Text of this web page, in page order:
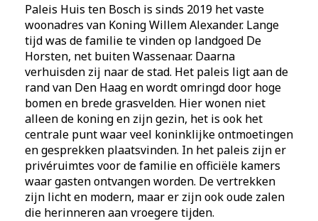
Paleis Huis ten Bosch is sinds 2019 het vaste
woonadres van Koning Willem Alexander. Lange
tijd was de familie te vinden op landgoed De
Horsten, net buiten Wassenaar. Daarna
verhuisden zij naar de stad. Het paleis ligt aan de
rand van Den Haag en wordt omringd door hoge
bomen en brede grasvelden. Hier wonen niet
alleen de koning en zijn gezin, het is ook het
centrale punt waar veel koninklijke ontmoetingen
en gesprekken plaatsvinden. In het paleis zijn er
privéruimtes voor de familie en officiële kamers
waar gasten ontvangen worden. De vertrekken
zijn licht en modern, maar er zijn ook oude zalen
die herinneren aan vroegere tijden.